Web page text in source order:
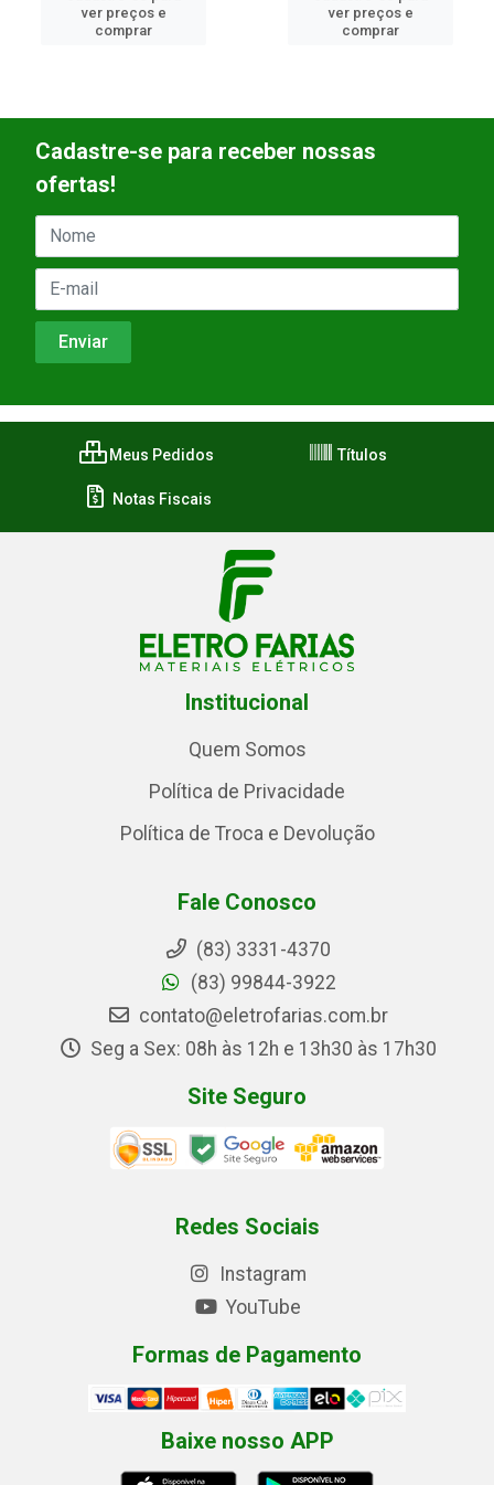
ver preços e
comprar
ver preços e
comprar
Cadastre-se para receber nossas
ofertas!
Meus Pedidos Títulos
Notas Fiscais
Institucional
Quem Somos
Política de Privacidade
Política de Troca e Devolução
Fale Conosco
(83) 3331-4370
(83) 99844-3922
contato@eletrofarias.com.br
Seg a Sex: 08h às 12h e 13h30 às 17h30
Site Seguro
Redes Sociais
Instagram
YouTube
Formas de Pagamento
Baixe nosso APP